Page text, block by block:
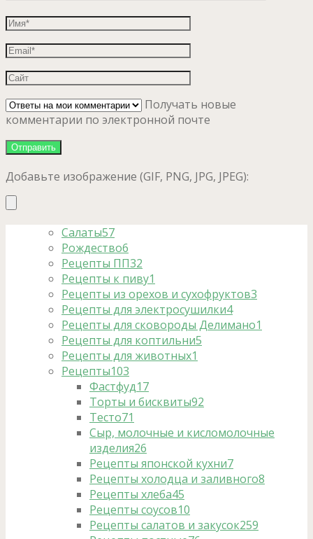
Получать новые
комментарии по электронной почте
Добавьте изображение (GIF, PNG, JPG, JPEG):
Салаты57
Рождество6
Рецепты ПП32
Рецепты к пиву1
Рецепты из орехов и сухофруктов3
Рецепты для электросушилки4
Рецепты для сковороды Делимано1
Рецепты для коптильни5
Рецепты для животных1
Рецепты103
Фастфуд17
Торты и бисквиты92
Тесто71
Сыр, молочные и кисломолочные
изделия26
Рецепты японской кухни7
Рецепты холодца и заливного8
Рецепты хлеба45
Рецепты соусов10
Рецепты салатов и закусок259